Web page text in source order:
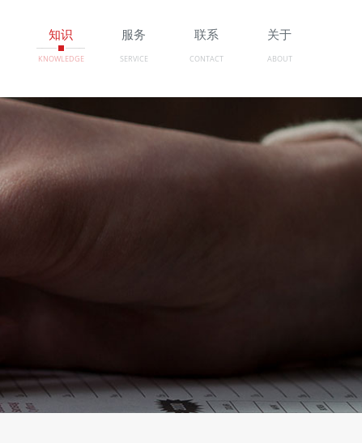
知识
KNOWLEDGE
服务
SERVICE
联系
CONTACT
关于
ABOUT